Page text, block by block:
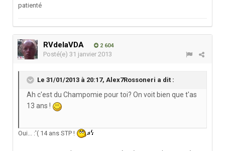
patienté
RVdelaVDA 2 604
Posté(e) 31 janvier 2013
Le 31/01/2013 à 20:17, Alex7Rossoneri a dit :
Ah c'est du Champomie pour toi? On voit bien que t'as
13 ans !
Oui... :'( 14 ans STP !